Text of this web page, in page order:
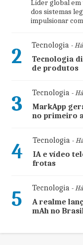
Líder global em
dos sistemas
impulsionar
2 Tecnologia- Há
Tecnologia
de produtos
3 Tecnologia-
MarkApp
no primeiro
4 Tecnologia-
IA e vídeo
frotas
5 Tecnologia-
A realme
mAh no